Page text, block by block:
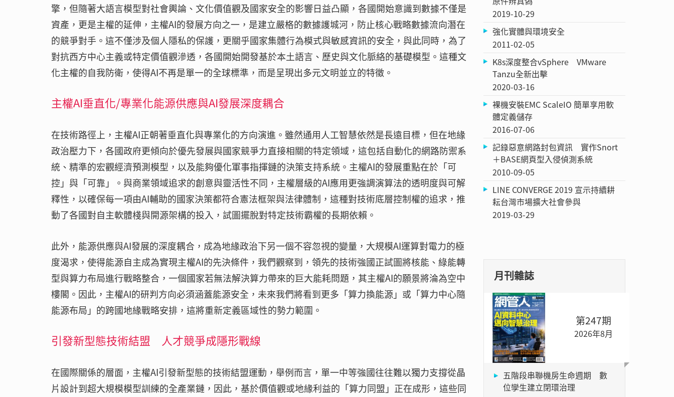
擎，但隨著大語言模型對社會輿論、文化價值觀及國家安全的影響日益凸顯，各國開始意識到數據不僅是
資產，更是主權的延伸，主權AI的發展方向之一，是建立嚴格的數據護城河，防止核心戰略數據流向潛在
的競爭對手。這不僅涉及個人隱私的保護，更關乎國家集體行為模式與敏感資訊的安全，與此同時，為了
對抗西方中心主義或特定價值觀滲透，各國開始開發基於本土語言、歷史與文化脈絡的基礎模型。這種文
化主權的自我防衛，使得AI不再是單一的全球標準，而是呈現出多元文明並立的特徵。
主權AI垂直化/專業化能源供應與AI發展深度耦合
在技術路徑上，主權AI正朝著垂直化與專業化的方向演進。雖然通用人工智慧依然是長遠目標，但在地緣
政治壓力下，各國政府更傾向於優先發展與國家競爭力直接相關的特定領域，這包括自動化的網路防禦系
統、精準的宏觀經濟預測模型，以及能夠優化軍事指揮鏈的決策支持系統。主權AI的發展重點在於「可
控」與「可靠」。與商業領域追求的創意與靈活性不同，主權層級的AI應用更強調演算法的透明度與可解
釋性，以確保每一項由AI輔助的國家決策都符合憲法框架與法律體制，這種對技術底層控制權的追求，推
動了各國對自主軟體棧與開源架構的投入，試圖擺脫對特定技術霸權的長期依賴。
此外，能源供應與AI發展的深度耦合，成為地緣政治下另一個不容忽視的變量，大規模AI運算對電力的極
度渴求，使得能源自主成為實現主權AI的先決條件，我們觀察到，領先的技術強國正試圖將核能、綠能轉
型與算力布局進行戰略整合，一個國家若無法解決算力帶來的巨大能耗問題，其主權AI的願景將淪為空中
樓閣。因此，主權AI的研判方向必須涵蓋能源安全，未來我們將看到更多「算力換能源」或「算力中心隨
能源布局」的跨國地緣戰略安排，這將重新定義區域性的勢力範圍。
引發新型態技術結盟 人才競爭成隱形戰線
在國際關係的層面，主權AI引發新型態的技術結盟運動，舉例而言，單一中等強國往往難以獨力支撐從晶
片設計到超大規模模型訓練的全產業鏈，因此，基於價值觀或地緣利益的「算力同盟」正在成形，這些同
2019-10-29
強化實體與環境安全
2011-02-05
K8s深度整合vSphere VMware
Tanzu全新出擊
2020-03-16
裸機安裝EMC ScaleIO 簡單享用軟
體定義儲存
2016-07-06
記錄惡意網路封包資訊 實作Snort
＋BASE網頁型入侵偵測系統
2010-09-05
LINE CONVERGE 2019 宣示持續耕
耘台灣市場擴大社會參與
2019-03-29
月刊雜誌
第247期
2026年8月
五階段串聯機房生命週期 數
位孿生建立閉環治理